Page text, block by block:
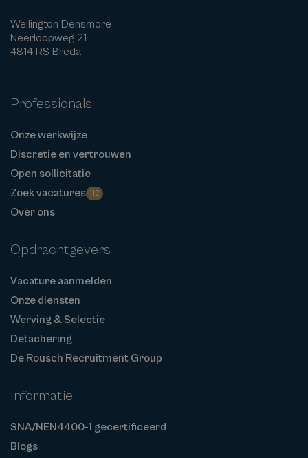
Wellington Densmore
Neerloopweg 21
4814 RS Breda
Professionals
Onze werkwijze
Discretie en vertrouwen
Open sollicitatie
Zoek vacatures 112
Over ons
Opdrachtgevers
Vacature aanmelden
Onze diensten
Werving & Selectie
Detachering
De Rousch Recruitment Group
Informatie
SNA/NEN4400-1 gecertificeerd
Blogs